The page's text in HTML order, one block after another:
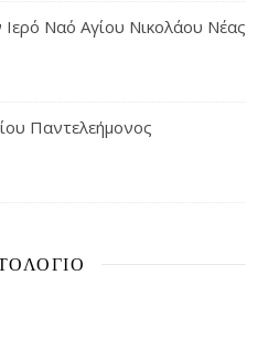
Ναό Αγίου Νικολάου Νέας
Παντελεήμονος